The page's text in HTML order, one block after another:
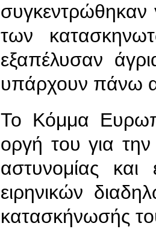
συγκεντρώθηκαν
των
εξαπέλυσαν
υπάρχουν πάνω
Το Κόμμα
οργή του για
αστυνομίας και
ειρηνικών
κατασκήνωσής